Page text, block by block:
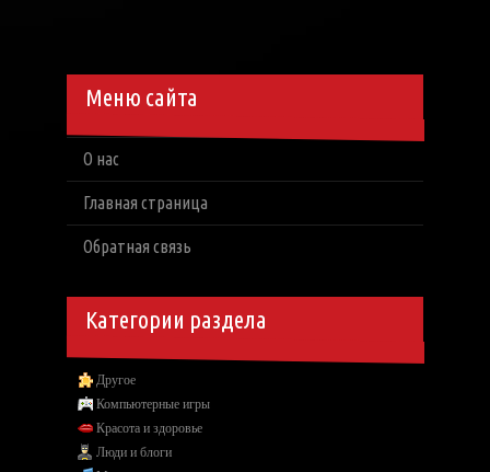
Меню сайта
О нас
Главная страница
Обратная связь
Категории раздела
Другое
Компьютерные игры
Красота и здоровье
Люди и блоги